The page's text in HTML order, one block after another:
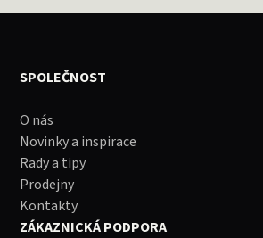
SPOLEČNOST
O nás
Novinky a inspirace
Rady a tipy
Prodejny
Kontakty
ZÁKAZNICKÁ PODPORA